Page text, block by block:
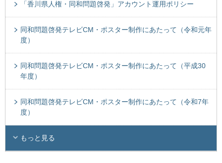
「香川県人権・同和問題啓発」アカウント運用ポリシー
同和問題啓発テレビCM・ポスター制作にあたって（令和元年
度）
同和問題啓発テレビCM・ポスター制作にあたって（平成30
年度）
同和問題啓発テレビCM・ポスター制作にあたって（令和7年
度）
もっと見る